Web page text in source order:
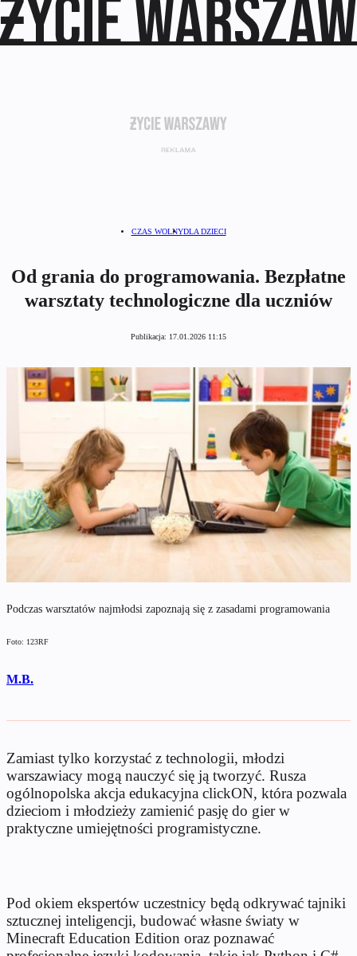
CZAS WOLNYDLA DZIECI
Od grania do programowania. Bezpłatne
warsztaty technologiczne dla uczniów
Publikacja: 17.01.2026 11:15
Podczas warsztatów najmłodsi zapoznają się z zasadami programowania
Foto: 123RF
M.B.
Zamiast tylko korzystać z technologii, młodzi
warszawiacy mogą nauczyć się ją tworzyć. Rusza
ogólnopolska akcja edukacyjna clickON, która pozwala
dzieciom i młodzieży zamienić pasję do gier w
praktyczne umiejętności programistyczne.
Pod okiem ekspertów uczestnicy będą odkrywać tajniki
sztucznej inteligencji, budować własne światy w
Minecraft Education Edition oraz poznawać